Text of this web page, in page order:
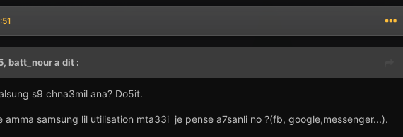
batt_noura dit :
s9 chna3mil ana? Do5it.
amma samsung lil utilisation mta33i je pense a7sanli no ?(fb, google,messenger...).